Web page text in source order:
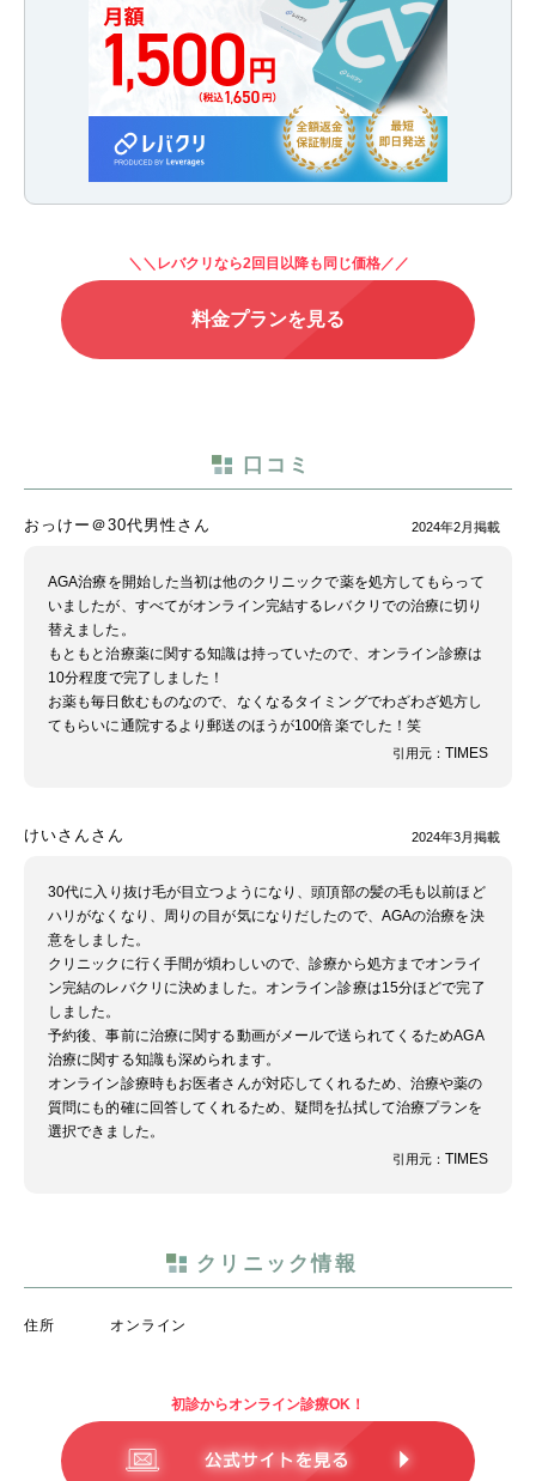
＼＼レバクリなら2回目以降も同じ価格／／
料金プランを見る
口コミ
おっけー＠30代男性さん 2024年2月掲載
AGA治療を開始した当初は他のクリニックで薬を処方してもらって
いましたが、すべてがオンライン完結するレバクリでの治療に切り
替えました。
もともと治療薬に関する知識は持っていたので、オンライン診療は
10分程度で完了しました！
お薬も毎日飲むものなので、なくなるタイミングでわざわざ処方し
てもらいに通院するより郵送のほうが100倍楽でした！笑
引用元： TIMES
けいさんさん 2024年3月掲載
30代に入り抜け毛が目立つようになり、頭頂部の髪の毛も以前ほど
ハリがなくなり、周りの目が気になりだしたので、AGAの治療を決
意をしました。
クリニックに行く手間が煩わしいので、診療から処方までオンライ
ン完結のレバクリに決めました。オンライン診療は15分ほどで完了
しました。
予約後、事前に治療に関する動画がメールで送られてくるためAGA
治療に関する知識も深められます。
オンライン診療時もお医者さんが対応してくれるため、治療や薬の
質問にも的確に回答してくれるため、疑問を払拭して治療プランを
選択できました。
引用元： TIMES
クリニック情報
住所 オンライン
初診からオンライン診療OK！